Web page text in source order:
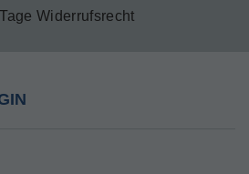
Widerrufsrecht